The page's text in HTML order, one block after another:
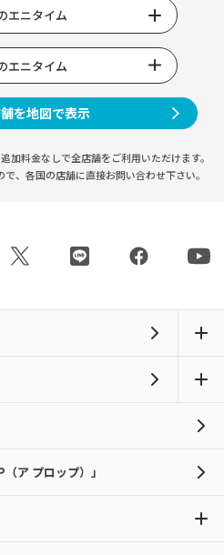
エニタイム
エニタイム
を地図で表示
追加料金なしで全店舗をご利用いただけます。
、 各国の店舗に直接お問い合わせ下さい。
ア プロップ）」